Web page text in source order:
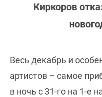
Киркоров
Весь декабрь и
артистов – самое
в ночь с 31-го на 1-е